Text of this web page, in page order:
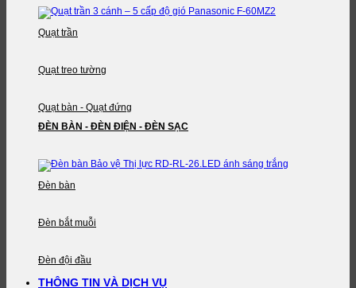
Quạt trần
Quạt treo tường
Quạt bàn - Quạt đứng
ĐÈN BÀN - ĐÈN ĐIỆN - ĐÈN SẠC
Đèn bàn
Đèn bắt muỗi
Đèn đội đầu
THÔNG TIN VÀ DỊCH VỤ